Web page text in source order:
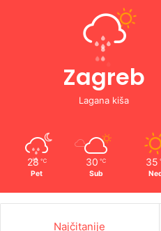
Zagreb
Lagana kiša
28 ℃
Pet
30 ℃
Sub
35
Najčitanije